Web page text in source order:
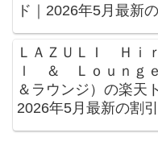
ド｜2026年5月最新
ＬＡＺＵＬＩ Ｈｉ
ｌ ＆ Ｌｏｕｎｇ
＆ラウンジ）の楽天
2026年5月最新の割